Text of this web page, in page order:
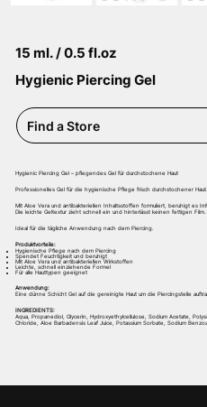
15 ml. / 0.5 fl.oz
Hygienic Piercing Gel
Find a Store
Hygienic Piercing Gel – pflegendes Gel für durchstochene Haut
Professionelles Gel für die hygienische Pflege frisch durchstochener Haut.
Mit Aloe Vera und antibakteriellen Inhaltsstoffen formuliert, beruhigt es
Die leichte Geltextur zieht schnell ein und hinterlässt keinen fettigen Film.
Ideal für die tägliche Anwendung nach dem Piercing.
Produktvorteile:
Hygienische Pflege nach dem Piercing
Spendet Feuchtigkeit und beruhigt
Mit Aloe Vera und antibakteriellen Wirkstoffen
Leichte, schnell einziehende Formel
Für alle Hauttypen geeignet
Anwendung:
Eine dünne Schicht Gel auf die gereinigte Haut um die Piercingstelle
INGREDIENTS:
Aqua, Propanediol, Glycerin, Hydroxyethylcellulose, Sodium Acetate,
Chloride, Aloe Barbadensis Leaf Juice, Potassium Sorbate, Sodium